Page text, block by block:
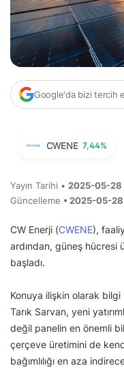
Google'da bizi tercih
CWENE 7,44%
Yayın Tarihi • 2025-05-28
Güncelleme • 2025-05-28
CW Enerji (CWENE),
ardından, güneş hücresi
başladı.
Konuya ilişkin olarak bilgi
Tarık Sarvan, yeni
değil panelin en önemli
çerçeve üretimini de
bağımlılığı en aza